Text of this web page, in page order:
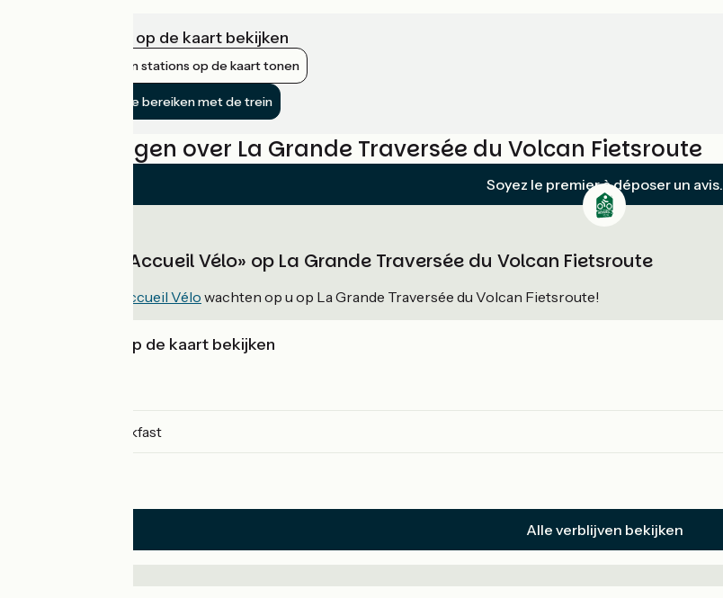
Infrastructuur op de kaart bekijken
Nabijgelegen stations op de kaart tonen
De fietsroute bereiken met de trein
Beoordelingen over La Grande Traversée du Volcan Fietsroute
Soyez le premier à déposer un avis.
Verblijven «Accueil Vélo» op La Grande Traversée du Volcan Fietsroute
Accueil Vélo wachten op u op La Grande Traversée du Volcan Fietsroute!
Verblijven op de kaart bekijken
Bed and breakfast
Alle verblijven bekijken